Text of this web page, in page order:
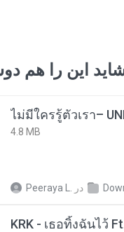
این را هم
4.8 MB
Peeraya L. در
KRK - เธอทิ้งฉันไว้